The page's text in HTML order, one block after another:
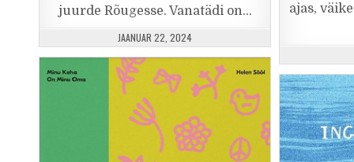
juurde Rõugesse. Vanatädi on…
PUBLISHED DATE:
JAANUAR 22, 2024
ajas,